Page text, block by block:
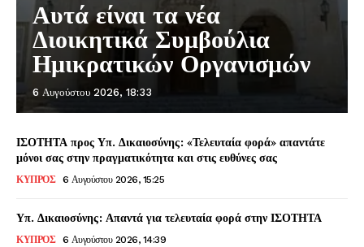
Αυτά είναι τα νέα
Διοικητικά Συμβούλια
Ημικρατικών Οργανισμών
6 Αυγούστου 2026, 18:33
ΙΣΟΤΗΤΑ προς Υπ. Δικαιοσύνης: «Τελευταία φορά» απαντάτε
μόνοι σας στην πραγματικότητα και στις ευθύνες σας
ΚΥΠΡΟΣ 6 Αυγούστου 2026, 15:25
Υπ. Δικαιοσύνης: Απαντά για τελευταία φορά στην ΙΣΟΤΗΤΑ
ΚΥΠΡΟΣ 6 Αυγούστου 2026, 14:39